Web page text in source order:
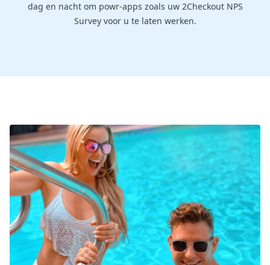
dag en nacht om powr-apps zoals uw 2Checkout NPS
Survey voor u te laten werken.